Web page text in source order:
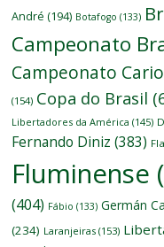
André (194) Botafogo (133)
Campeonato
Campeonato
(154) Copa do Brasil
Libertadores da América (145)
Fernando Diniz (383)
Fluminense
(404) Fábio (133) Germán
(234) Laranjeiras (153)